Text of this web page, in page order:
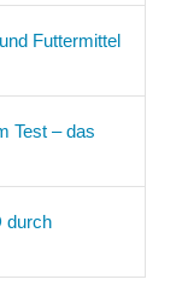
Futtermittel
Test – das
durch